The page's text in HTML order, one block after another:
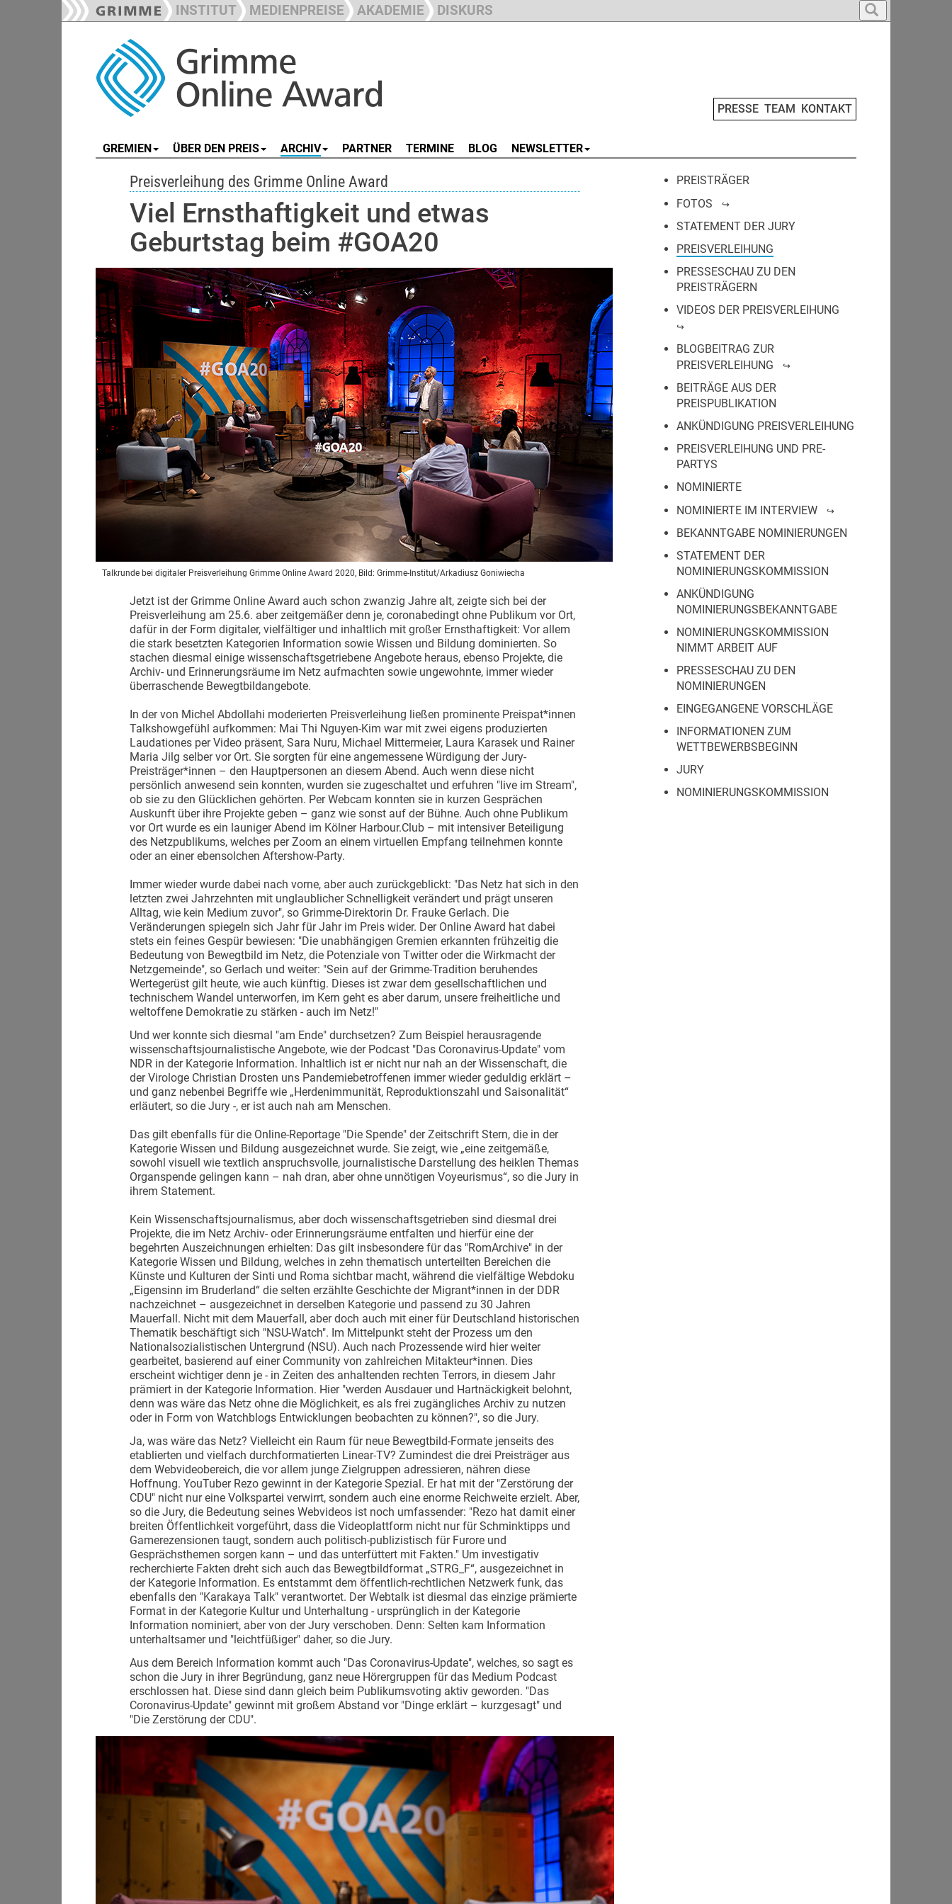
INSTITUT MEDIENPREISE AKADEMIE DISKURS
PRESSE TEAM KONTAKT
GREMIEN ÜBER DEN PREIS ARCHIV PARTNER TERMINE BLOG NEWSLETTER
Preisverleihung des Grimme Online Award
Viel Ernsthaftigkeit und etwas
Geburtstag beim #GOA20
Talkrunde bei digitaler Preisverleihung Grimme Online Award 2020, Bild: Grimme-Institut/Arkadiusz Goniwiecha
Jetzt ist der Grimme Online Award auch schon zwanzig Jahre alt, zeigte sich bei der
Preisverleihung am 25.6. aber zeitgemäßer denn je, coronabedingt ohne Publikum vor Ort,
dafür in der Form digitaler, vielfältiger und inhaltlich mit großer Ernsthaftigkeit: Vor allem
die stark besetzten Kategorien Information sowie Wissen und Bildung dominierten. So
stachen diesmal einige wissenschaftsgetriebene Angebote heraus, ebenso Projekte, die
Archiv- und Erinnerungsräume im Netz aufmachten sowie ungewohnte, immer wieder
überraschende Bewegtbildangebote.
In der von Michel Abdollahi moderierten Preisverleihung ließen prominente Preispat*innen
Talkshowgefühl aufkommen: Mai Thi Nguyen-Kim war mit zwei eigens produzierten
Laudationes per Video präsent, Sara Nuru, Michael Mittermeier, Laura Karasek und Rainer
Maria Jilg selber vor Ort. Sie sorgten für eine angemessene Würdigung der Jury-
Preisträger*innen – den Hauptpersonen an diesem Abend. Auch wenn diese nicht
persönlich anwesend sein konnten, wurden sie zugeschaltet und erfuhren "live im Stream",
ob sie zu den Glücklichen gehörten. Per Webcam konnten sie in kurzen Gesprächen
Auskunft über ihre Projekte geben – ganz wie sonst auf der Bühne. Auch ohne Publikum
vor Ort wurde es ein launiger Abend im Kölner Harbour.Club – mit intensiver Beteiligung
des Netzpublikums, welches per Zoom an einem virtuellen Empfang teilnehmen konnte
oder an einer ebensolchen Aftershow-Party.
Immer wieder wurde dabei nach vorne, aber auch zurückgeblickt: "Das Netz hat sich in den
letzten zwei Jahrzehnten mit unglaublicher Schnelligkeit verändert und prägt unseren
Alltag, wie kein Medium zuvor", so Grimme-Direktorin Dr. Frauke Gerlach. Die
Veränderungen spiegeln sich Jahr für Jahr im Preis wider. Der Online Award hat dabei
stets ein feines Gespür bewiesen: "Die unabhängigen Gremien erkannten frühzeitig die
Bedeutung von Bewegtbild im Netz, die Potenziale von Twitter oder die Wirkmacht der
Netzgemeinde", so Gerlach und weiter: "Sein auf der Grimme-Tradition beruhendes
Wertegerüst gilt heute, wie auch künftig. Dieses ist zwar dem gesellschaftlichen und
technischem Wandel unterworfen, im Kern geht es aber darum, unsere freiheitliche und
weltoffene Demokratie zu stärken - auch im Netz!"
Und wer konnte sich diesmal "am Ende" durchsetzen? Zum Beispiel herausragende
wissenschaftsjournalistische Angebote, wie der Podcast "Das Coronavirus-Update" vom
NDR in der Kategorie Information. Inhaltlich ist er nicht nur nah an der Wissenschaft, die
der Virologe Christian Drosten uns Pandemiebetroffenen immer wieder geduldig erklärt –
und ganz nebenbei Begriffe wie „Herdenimmunität, Reproduktionszahl und Saisonalität“
erläutert, so die Jury -, er ist auch nah am Menschen.
Das gilt ebenfalls für die Online-Reportage "Die Spende" der Zeitschrift Stern, die in der
Kategorie Wissen und Bildung ausgezeichnet wurde. Sie zeigt, wie „eine zeitgemäße,
sowohl visuell wie textlich anspruchsvolle, journalistische Darstellung des heiklen Themas
Organspende gelingen kann – nah dran, aber ohne unnötigen Voyeurismus“, so die Jury in
ihrem Statement.
Kein Wissenschaftsjournalismus, aber doch wissenschaftsgetrieben sind diesmal drei
Projekte, die im Netz Archiv- oder Erinnerungsräume entfalten und hierfür eine der
begehrten Auszeichnungen erhielten: Das gilt insbesondere für das "RomArchive" in der
Kategorie Wissen und Bildung, welches in zehn thematisch unterteilten Bereichen die
Künste und Kulturen der Sinti und Roma sichtbar macht, während die vielfältige Webdoku
„Eigensinn im Bruderland“ die selten erzählte Geschichte der Migrant*innen in der DDR
nachzeichnet – ausgezeichnet in derselben Kategorie und passend zu 30 Jahren
Mauerfall. Nicht mit dem Mauerfall, aber doch auch mit einer für Deutschland historischen
Thematik beschäftigt sich "NSU-Watch". Im Mittelpunkt steht der Prozess um den
Nationalsozialistischen Untergrund (NSU). Auch nach Prozessende wird hier weiter
gearbeitet, basierend auf einer Community von zahlreichen Mitakteur*innen. Dies
erscheint wichtiger denn je - in Zeiten des anhaltenden rechten Terrors, in diesem Jahr
prämiert in der Kategorie Information. Hier "werden Ausdauer und Hartnäckigkeit belohnt,
denn was wäre das Netz ohne die Möglichkeit, es als frei zugängliches Archiv zu nutzen
oder in Form von Watchblogs Entwicklungen beobachten zu können?", so die Jury.
Ja, was wäre das Netz? Vielleicht ein Raum für neue Bewegtbild-Formate jenseits des
etablierten und vielfach durchformatierten Linear-TV? Zumindest die drei Preisträger aus
dem Webvideobereich, die vor allem junge Zielgruppen adressieren, nähren diese
Hoffnung. YouTuber Rezo gewinnt in der Kategorie Spezial. Er hat mit der "Zerstörung der
CDU" nicht nur eine Volkspartei verwirrt, sondern auch eine enorme Reichweite erzielt. Aber,
so die Jury, die Bedeutung seines Webvideos ist noch umfassender: "Rezo hat damit einer
breiten Öffentlichkeit vorgeführt, dass die Videoplattform nicht nur für Schminktipps und
Gamerezensionen taugt, sondern auch politisch-publizistisch für Furore und
Gesprächsthemen sorgen kann – und das unterfüttert mit Fakten." Um investigativ
recherchierte Fakten dreht sich auch das Bewegtbildformat „STRG_F“, ausgezeichnet in
der Kategorie Information. Es entstammt dem öffentlich-rechtlichen Netzwerk funk, das
ebenfalls den "Karakaya Talk" verantwortet. Der Webtalk ist diesmal das einzige prämierte
Format in der Kategorie Kultur und Unterhaltung - ursprünglich in der Kategorie
Information nominiert, aber von der Jury verschoben. Denn: Selten kam Information
unterhaltsamer und "leichtfüßiger" daher, so die Jury.
Aus dem Bereich Information kommt auch "Das Coronavirus-Update", welches, so sagt es
schon die Jury in ihrer Begründung, ganz neue Hörergruppen für das Medium Podcast
erschlossen hat. Diese sind dann gleich beim Publikumsvoting aktiv geworden. "Das
Coronavirus-Update" gewinnt mit großem Abstand vor "Dinge erklärt – kurzgesagt" und
"Die Zerstörung der CDU".
PREISTRÄGER
FOTOS
STATEMENT DER JURY
PREISVERLEIHUNG
PRESSESCHAU ZU DEN
PREISTRÄGERN
VIDEOS DER PREISVERLEIHUNG
BLOGBEITRAG ZUR
PREISVERLEIHUNG
BEITRÄGE AUS DER
PREISPUBLIKATION
ANKÜNDIGUNG PREISVERLEIHUNG
PREISVERLEIHUNG UND PRE-
PARTYS
NOMINIERTE
NOMINIERTE IM INTERVIEW
BEKANNTGABE NOMINIERUNGEN
STATEMENT DER
NOMINIERUNGSKOMMISSION
ANKÜNDIGUNG
NOMINIERUNGSBEKANNTGABE
NOMINIERUNGSKOMMISSION
NIMMT ARBEIT AUF
PRESSESCHAU ZU DEN
NOMINIERUNGEN
EINGEGANGENE VORSCHLÄGE
INFORMATIONEN ZUM
WETTBEWERBSBEGINN
JURY
NOMINIERUNGSKOMMISSION